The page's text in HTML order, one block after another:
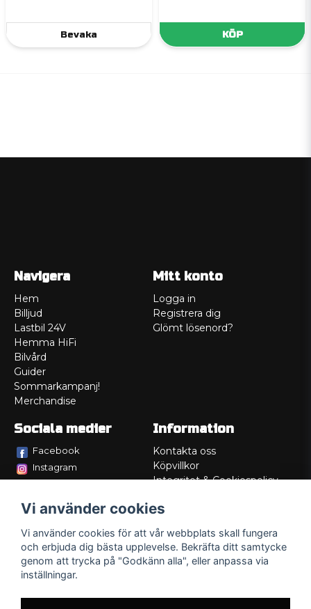
Bevaka KÖP
Navigera
Hem
Billjud
Lastbil 24V
Hemma HiFi
Bilvård
Guider
Sommarkampanj!
Merchandise
Mitt konto
Logga in
Registrera dig
Glömt lösenord?
Sociala medier
Facebook
Instagram
Information
Kontakta oss
Köpvillkor
Integritet & Cookiespolicy
Service/Garanti
Lådritning
Om oss
Vi använder cookies
Vi använder cookies för att vår webbplats skall fungera
och erbjuda dig bästa upplevelse. Bekräfta ditt samtycke
genom att trycka på "Godkänn alla", eller anpassa via
inställningar.